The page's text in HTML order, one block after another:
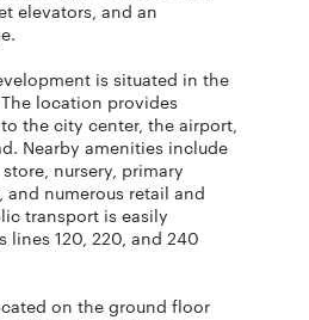
elevators, and an
is situated in the
location provides
the city center, the airport,
Nearby amenities include
nursery, primary
and numerous retail and
transport is easily
lines 120, 220, and 240
on the ground floor